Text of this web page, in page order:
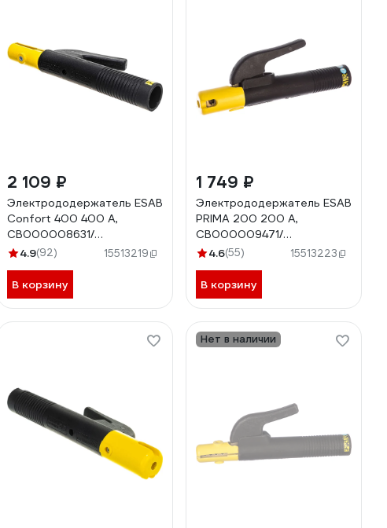
2 109 ₽
Электрододержатель ESAB
Confort 400 400 А,
СВ000008631/
0700006015
4.9(92) 15513219
В корзину
1 749 ₽
Электрододержатель ESAB
PRIMA 200 200 А,
СВ000009471/
0700006006
4.6(55) 15513223
В корзину
Нет в наличии